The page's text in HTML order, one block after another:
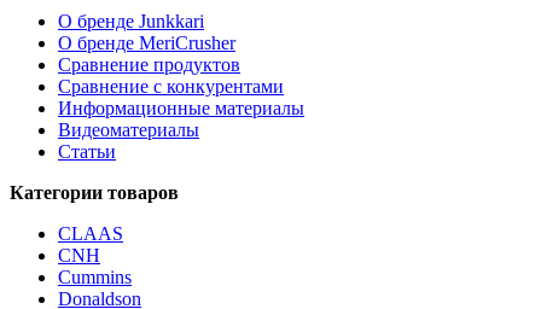
О бренде Junkkari
О бренде MeriCrusher
Сравнение продуктов
Сравнение с конкурентами
Информационные материалы
Видеоматериалы
Статьи
Категории товаров
CLAAS
CNH
Cummins
Donaldson